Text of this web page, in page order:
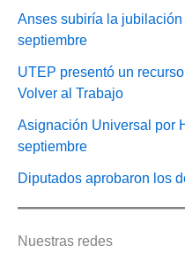
Anses subiría la
septiembre
UTEP presentó un
Volver al Trabajo
Asignación Universal por
septiembre
Diputados aprobaron los
Nuestras redes